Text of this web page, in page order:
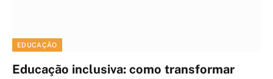
EDUCAÇÃO
Educação inclusiva: como transformar